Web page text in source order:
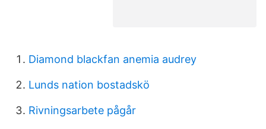
Diamond blackfan anemia audrey
Lunds nation bostadskö
Rivningsarbete pågår